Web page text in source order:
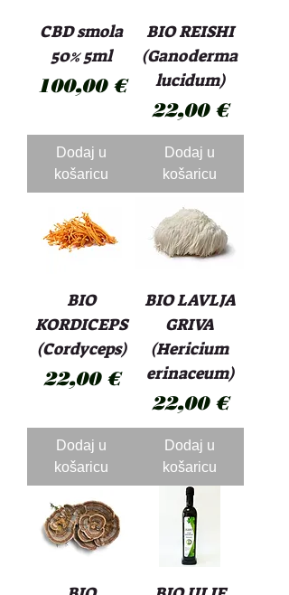
CBD smola
50% 5ml
Cijena
100,00 €
Dodaj u
košaricu
BIO REISHI
(Ganoderma
lucidum)
Cijena
22,00 €
Dodaj u
košaricu
BIO
KORDICEPS
(Cordyceps)
Cijena
22,00 €
Dodaj u
košaricu
BIO LAVLJA
GRIVA
(Hericium
erinaceum)
Cijena
22,00 €
Dodaj u
košaricu